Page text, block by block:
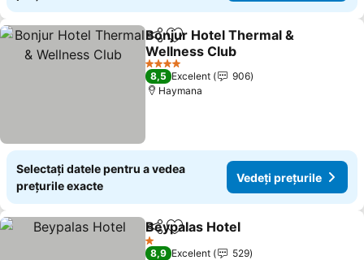
DistribuițiAdăugaţi la favorite
Bonjur Hotel Thermal &
Wellness Club
4 Stele
8,5 Excelent
906
Haymana
Selectați datele pentru a vedea
prețurile exacte
Vedeți prețurile
DistribuițiAdăugaţi la favorite
Beypalas Hotel
1 Stele
8,9 Excelent
529